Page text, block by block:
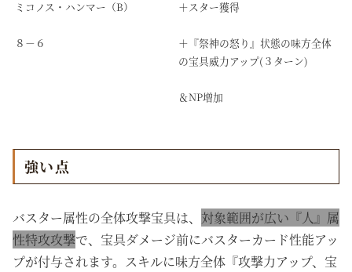
ミコノス・ハンマー（B）
８－６
＋スター獲得
＋『祭神の怒り』状態の味方全体
の宝具威力アップ(３ターン)
＆NP増加
強い点
バスター属性の全体攻撃宝具は、 対象範囲が広い『人』属
性特攻攻撃で、宝具ダメージ前にバスターカード性能アッ
プが付与されます。スキルに味方全体『攻撃力アップ、宝